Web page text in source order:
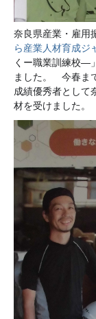
奈良県産業・雇用
ら産業人材育成ジ
くー職業訓練校―
ました。 今春ま
成績優秀者として
材を受けました。